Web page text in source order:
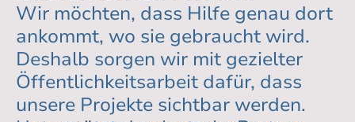
Wir möchten, dass Hilfe genau dort
ankommt, wo sie gebraucht wird.
Deshalb sorgen wir mit gezielter
Öffentlichkeitsarbeit dafür, dass
unsere Projekte sichtbar werden.